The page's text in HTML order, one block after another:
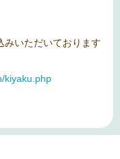
いただいております
kiyaku.php